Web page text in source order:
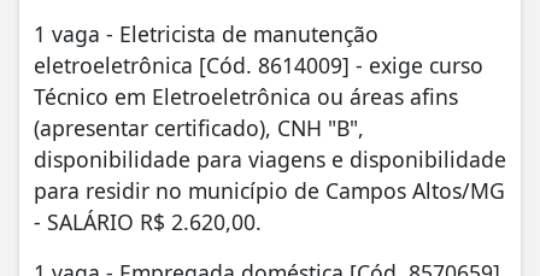
1 vaga - Eletricista de manutenção
eletroeletrônica [Cód. 8614009] - exige curso
Técnico em Eletroeletrônica ou áreas afins
(apresentar certificado), CNH "B",
disponibilidade para viagens e disponibilidade
para residir no município de Campos Altos/MG
- SALÁRIO R$ 2.620,00.